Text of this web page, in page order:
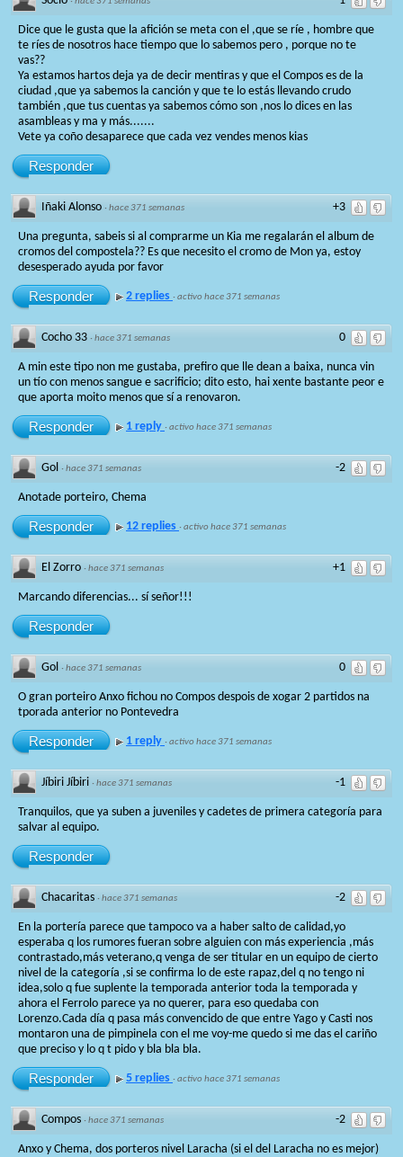
Dice que le gusta que la afición se meta con el ,que se ríe , hombre que
te ríes de nosotros hace tiempo que lo sabemos pero , porque no te
vas??
Ya estamos hartos deja ya de decir mentiras y que el Compos es de la
ciudad ,que ya sabemos la canción y que te lo estás llevando crudo
también ,que tus cuentas ya sabemos cómo son ,nos lo dices en las
asambleas y ma y más.......
Vete ya coño desaparece que cada vez vendes menos kias
Responder
+3
Iñaki Alonso ·hace 371 semanas
Una pregunta, sabeis si al comprarme un Kia me regalarán el album de
cromos del compostela?? Es que necesito el cromo de Mon ya, estoy
desesperado ayuda por favor
Responder 2 replies ·activo hace 371 semanas
0
Cocho 33 ·hace 371 semanas
A min este tipo non me gustaba, prefiro que lle dean a baixa, nunca vin
un tío con menos sangue e sacrificio; dito esto, hai xente bastante peor e
que aporta moito menos que sí a renovaron.
Responder 1 reply ·activo hace 371 semanas
-2
Gol ·hace 371 semanas
Anotade porteiro, Chema
Responder 12 replies ·activo hace 371 semanas
+1
El Zorro ·hace 371 semanas
Marcando diferencias... sí señor!!!
Responder
0
Gol ·hace 371 semanas
O gran porteiro Anxo fichou no Compos despois de xogar 2 partidos na
tporada anterior no Pontevedra
Responder 1 reply ·activo hace 371 semanas
-1
Jíbiri Jíbiri ·hace 371 semanas
Tranquilos, que ya suben a juveniles y cadetes de primera categoría para
salvar al equipo.
Responder
-2
Chacaritas ·hace 371 semanas
En la portería parece que tampoco va a haber salto de calidad,yo
esperaba q los rumores fueran sobre alguien con más experiencia ,más
contrastado,más veterano,q venga de ser titular en un equipo de cierto
nivel de la categoría ,si se confirma lo de este rapaz,del q no tengo ni
idea,solo q fue suplente la temporada anterior toda la temporada y
ahora el Ferrolo parece ya no querer, para eso quedaba con
Lorenzo.Cada día q pasa más convencido de que entre Yago y Casti nos
montaron una de pimpinela con el me voy-me quedo si me das el cariño
que preciso y lo q t pido y bla bla bla.
Responder 5 replies ·activo hace 371 semanas
-2
Compos ·hace 371 semanas
Anxo y Chema, dos porteros nivel Laracha (si el del Laracha no es mejor)